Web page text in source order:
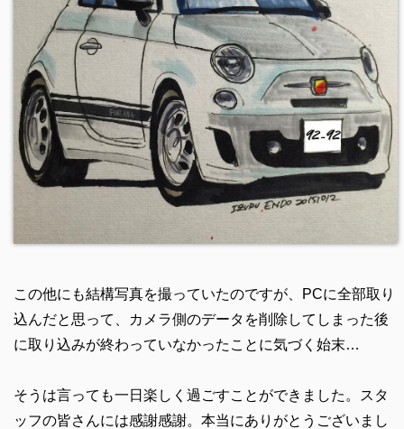
この他にも結構写真を撮っていたのですが、PCに全部取り
込んだと思って、カメラ側のデータを削除してしまった後
に取り込みが終わっていなかったことに気づく始末…
そうは言っても一日楽しく過ごすことができました。スタ
ッフの皆さんには感謝感謝。本当にありがとうございまし